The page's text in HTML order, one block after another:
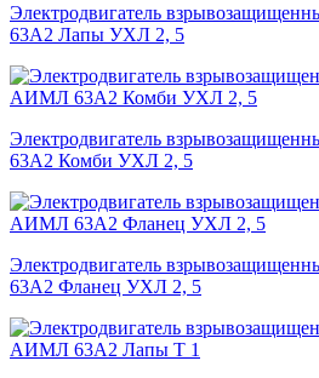
Электродвигатель
63А2 Лапы УХЛ 2, 5
Электродвигатель
63А2 Комби УХЛ 2, 5
Электродвигатель
63А2 Фланец УХЛ 2, 5